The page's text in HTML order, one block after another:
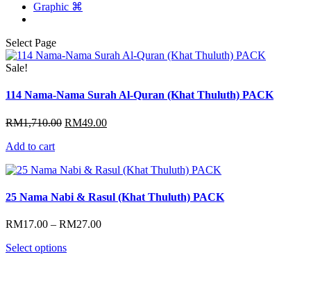
Graphic ⌘
Select Page
Sale!
114 Nama-Nama Surah Al-Quran (Khat Thuluth) PACK
RM1,710.00 Original
RM49.00Current
Add to cart
25 Nama Nabi & Rasul (Khat Thuluth) PACK
RM17.00 – RM27.00Price
Select options